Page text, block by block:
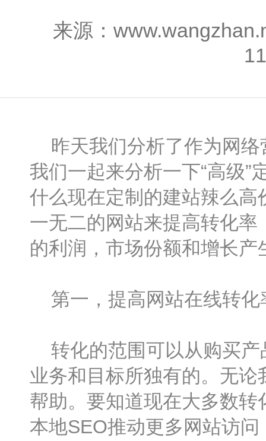
来源：
昨天我们分析了作为网络
我们一起来分析一下“高级”
什么现在定制的建站辣么高
一无二的网站来提高转化
的利润，市场份额和增长
第一，提高网站在线转化
转化的范围可以从购买产
业务和目标所独有的。无
帮助。要知道现在大多数
本地SEO推动更多网站访